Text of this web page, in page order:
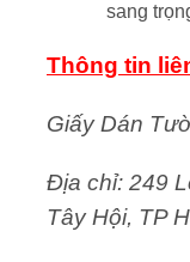
sang
Thông tin
Giấy Dán
Địa chỉ: 249
Tây Hội, TP